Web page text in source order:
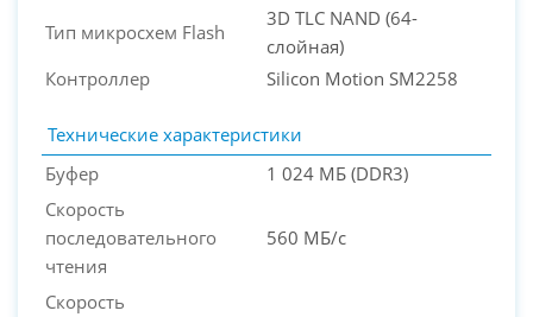
PC-Arena на карте Москвы — Яндекс Карты
Тип микросхем Flash
3D TLC NAND (64-
слойная)
Контроллер
Silicon Motion SM2258
Технические характеристики
Буфер
1 024 МБ (DDR3)
Скорость
последовательного
чтения
560 МБ/с
Скорость